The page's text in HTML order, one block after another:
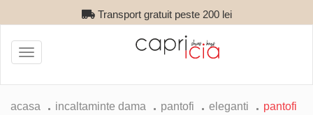
Transport gratuit peste 200 lei
Toggle
navigation
acasa incaltaminte dama pantofi eleganti
pantofi